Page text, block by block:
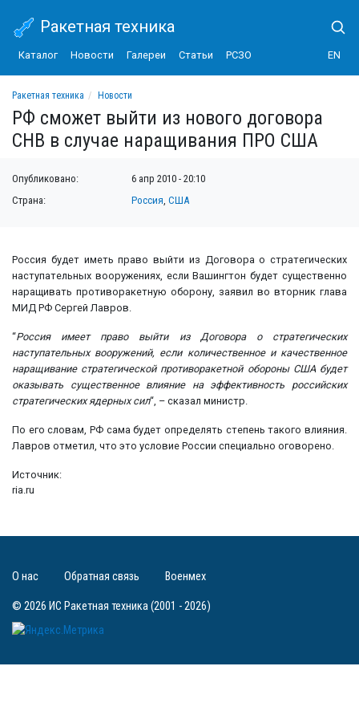
Ракетная техника
Каталог Новости Галереи Статьи РСЗО EN
Ракетная техника
Новости
РФ сможет выйти из нового договора СНВ в случае наращивания ПРО США
РФ сможет выйти из нового договора
СНВ в случае наращивания ПРО США
Опубликовано:
6 апр 2010 - 20:10
Страна:
Россия,США
Россия будет иметь право выйти из Договора о стратегических
наступательных вооружениях, если Вашингтон будет существенно
наращивать противоракетную оборону, заявил во вторник глава
МИД РФ Сергей Лавров.
“Россия имеет право выйти из Договора о стратегических
наступательных вооружений, если количественное и качественное
наращивание стратегической противоракетной обороны США будет
оказывать существенное влияние на эффективность российских
стратегических ядерных сил“, – сказал министр.
По его словам, РФ сама будет определять степень такого влияния.
Лавров отметил, что это условие России специально оговорено.
Источник:
ria.ru
© 2026 ИС Ракетная техника (2001 - 2026)
О нас Обратная связь Военмех